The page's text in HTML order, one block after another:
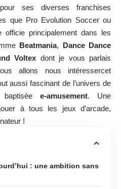
ses diverses franchises
que Pro Evolution Soccer ou
officie principalement dans les
Beatmania, Dance Dance
Voltex dont je vous parlais
allons nous intéressercet
aussi fascinant de l’univers de
baptiséee-amusement. Une
à tous les jeux d’arcade,
!
: une ambition sans